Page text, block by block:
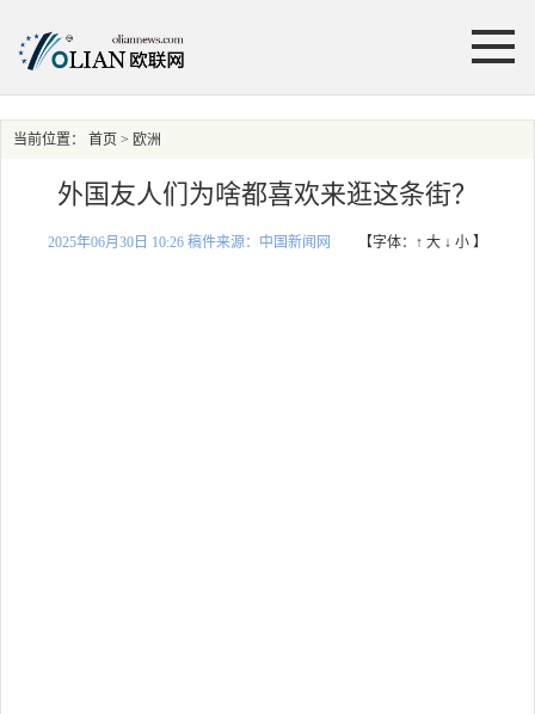
当前位置： 首页 > 欧洲
外国友人们为啥都喜欢来逛这条街？
2025年06月30日 10:26 稿件来源：中国新闻网 【字体： ↑ 大 ↓ 小 】